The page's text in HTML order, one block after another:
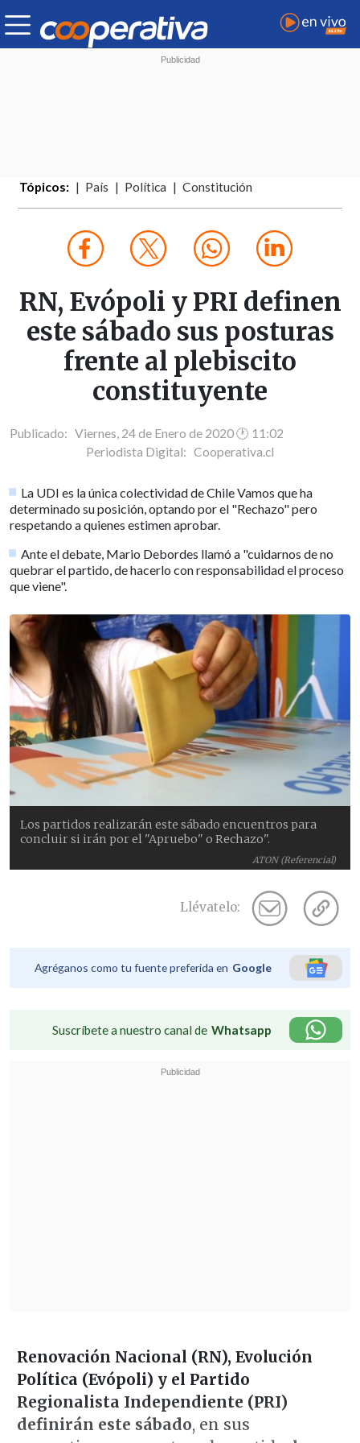
Tópicos: País Política Constitución
RN, Evópoli y PRI definen
este sábado sus posturas
frente al plebiscito
constituyente
Publicado: Viernes, 24 de Enero de 2020 🕐 11:02
Periodista Digital: Cooperativa.cl
La UDI es la única colectividad de Chile Vamos que ha
determinado su posición, optando por el "Rechazo" pero
respetando a quienes estimen aprobar.
Ante el debate, Mario Debordes llamó a "cuidarnos de no
quebrar el partido, de hacerlo con responsabilidad el proceso
que viene".
ATON (Referencial)
Los partidos realizarán este sábado encuentros para
concluir si irán por el "Apruebo" o Rechazo".
Llévatelo:
Agréganos como tu fuente preferida en Google
Suscríbete a nuestro canal de Whatsapp
Renovación Nacional (RN), Evolución
Política (Evópoli) y el Partido
Regionalista Independiente (PRI)
definirán este sábado, en sus